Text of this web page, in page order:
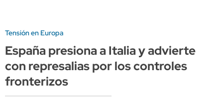
Tensión en Europa
España presiona a Italia y advierte
con represalias por los controles
fronterizos